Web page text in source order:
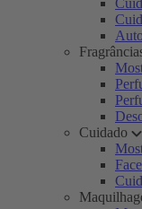
Cuidado